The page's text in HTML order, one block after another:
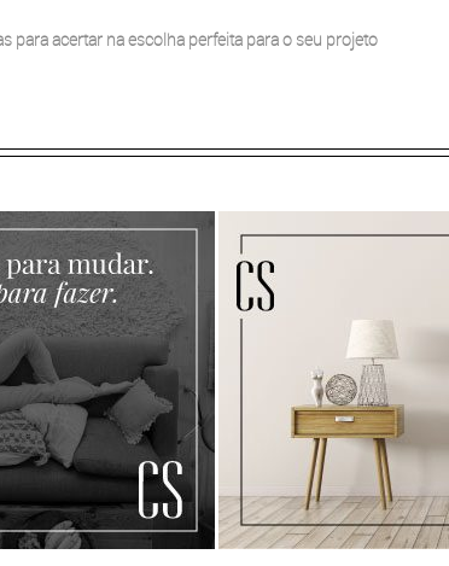
para acertar na escolha perfeita para o seu projeto